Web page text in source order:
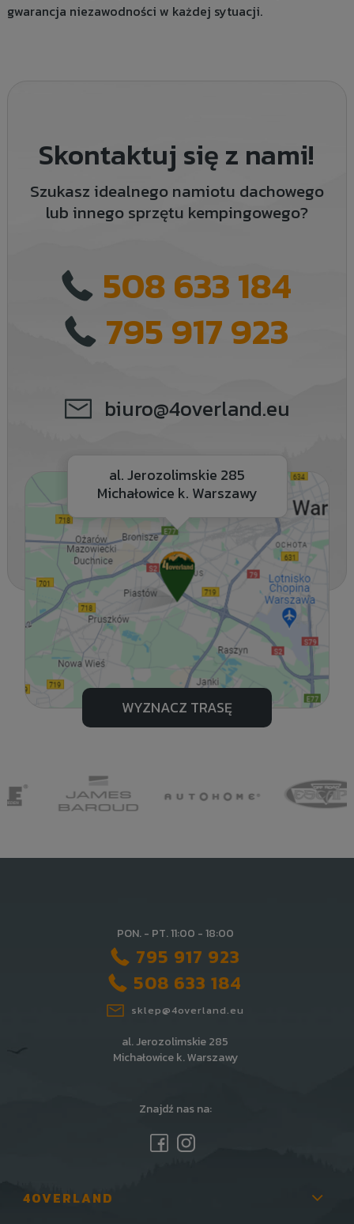
gwarancja niezawodności w każdej sytuacji.
Skontaktuj się z nami!
Szukasz idealnego namiotu dachowego
lub innego sprzętu kempingowego?
508 633 184
795 917 923
biuro@4overland.eu
al. Jerozolimskie 285
Michałowice k. Warszawy
WYZNACZ TRASĘ
PON. - PT. 11:00 - 18:00
795 917 923
508 633 184
sklep@4overland.eu
al. Jerozolimskie 285
Michałowice k. Warszawy
Znajdź nas na:
4OVERLAND